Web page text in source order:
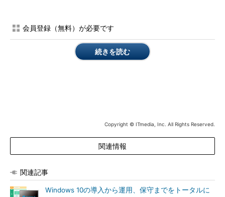
ダッシュボード機能では、どのPCにどのバージョンの機能更
新プログラムや品質更新プログラムが適用済みかを一目で確認で
き、アップデート漏れを防ぐことができる。
会員登録（無料）が必要です
続きを読む
Copyright © ITmedia, Inc. All Rights Reserved.
関連情報
関連記事
Windows 10の導入から運用、保守までをトータルに